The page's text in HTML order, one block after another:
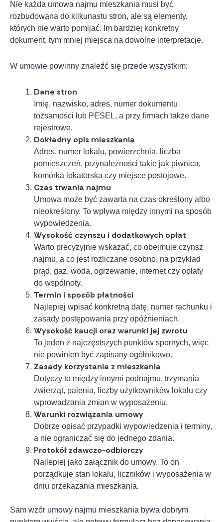
Nie każda umowa najmu mieszkania musi być
rozbudowana do kilkunastu stron, ale są elementy,
których nie warto pomijać. Im bardziej konkretny
dokument, tym mniej miejsca na dowolne interpretacje.
W umowie powinny znaleźć się przede wszystkim:
Dane stron
Imię, nazwisko, adres, numer dokumentu
tożsamości lub PESEL, a przy firmach także dane
rejestrowe.
Dokładny opis mieszkania
Adres, numer lokalu, powierzchnia, liczba
pomieszczeń, przynależności takie jak piwnica,
komórka lokatorska czy miejsce postojowe.
Czas trwania najmu
Umowa może być zawarta na czas określony albo
nieokreślony. To wpływa między innymi na sposób
wypowiedzenia.
Wysokość czynszu i dodatkowych opłat
Warto precyzyjnie wskazać, co obejmuje czynsz
najmu, a co jest rozliczane osobno, na przykład
prąd, gaz, woda, ogrzewanie, internet czy opłaty
do wspólnoty.
Termin i sposób płatności
Najlepiej wpisać konkretną datę, numer rachunku i
zasady postępowania przy opóźnieniach.
Wysokość kaucji oraz warunki jej zwrotu
To jeden z najczęstszych punktów spornych, więc
nie powinien być zapisany ogólnikowo.
Zasady korzystania z mieszkania
Dotyczy to między innymi podnajmu, trzymania
zwierząt, palenia, liczby użytkowników lokalu czy
wprowadzania zmian w wyposażeniu.
Warunki rozwiązania umowy
Dobrze opisać przypadki wypowiedzenia i terminy,
a nie ograniczać się do jednego zdania.
Protokół zdawczo-odbiorczy
Najlepiej jako załącznik do umowy. To on
porządkuje stan lokalu, liczników i wyposażenia w
dniu przekazania mieszkania.
Sam wzór umowy najmu mieszkania bywa dobrym